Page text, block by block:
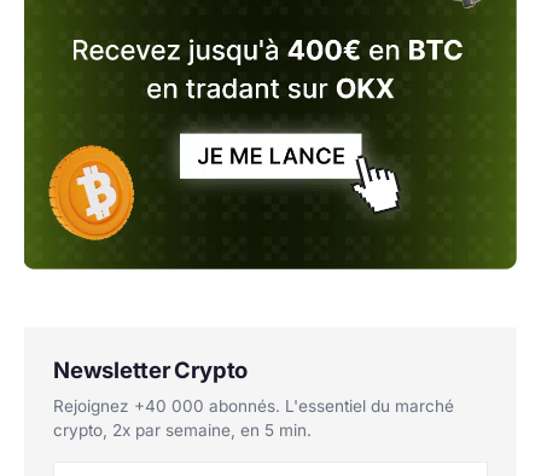
Newsletter Crypto
Rejoignez +40 000 abonnés. L'essentiel du marché
crypto, 2x par semaine, en 5 min.